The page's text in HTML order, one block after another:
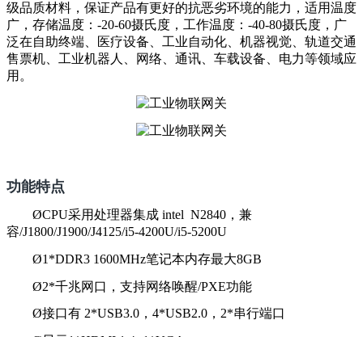
级品质材料，保证产品有更好的抗恶劣环境的能力，适用温度
广，存储温度：-20-60摄氏度，工作温度：-40-80摄氏度，广
泛在自助终端、医疗设备、工业自动化、机器视觉、轨道交通
售票机、工业机器人、网络、通讯、车载设备、电力等领域应
用。
功能特点
ØCPU采用处理器集成 intel N2840，兼
容/J1800/J1900/J4125/i5-4200U/i5-5200U
Ø1*DDR3 1600MHz笔记本内存最大8GB
Ø2*千兆网口，支持网络唤醒/PXE功能
Ø接口有 2*USB3.0，4*USB2.0，2*串行端口